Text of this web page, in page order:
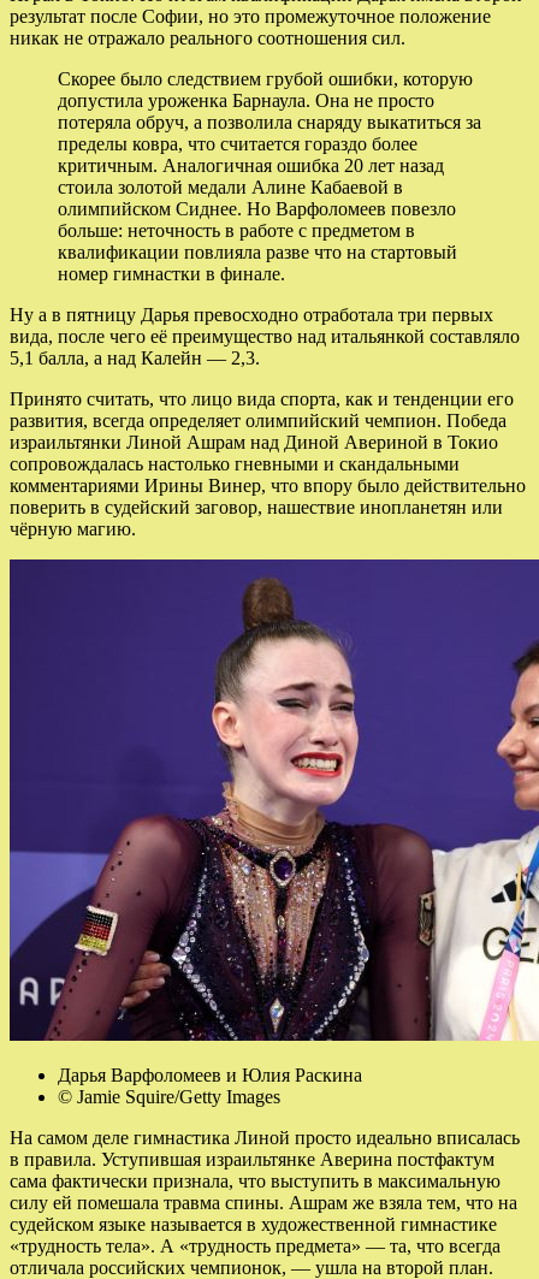
результат после Софии, но это промежуточное положение
никак не отражало реального соотношения сил.
Скорее было следствием грубой ошибки, которую
допустила уроженка Барнаула. Она не просто
потеряла обруч, а позволила снаряду выкатиться за
пределы ковра, что считается гораздо более
критичным. Аналогичная ошибка 20 лет назад
стоила золотой медали Алине Кабаевой в
олимпийском Сиднее. Но Варфоломеев повезло
больше: неточность в работе с предметом в
квалификации повлияла разве что на стартовый
номер гимнастки в финале.
Ну а в пятницу Дарья превосходно отработала три первых
вида, после чего её преимущество над итальянкой составляло
5,1 балла, а над Калейн — 2,3.
Принято считать, что лицо вида спорта, как и тенденции его
развития, всегда определяет олимпийский чемпион. Победа
израильтянки Линой Ашрам над Диной Авериной в Токио
сопровождалась настолько гневными и скандальными
комментариями Ирины Винер, что впору было действительно
поверить в судейский заговор, нашествие инопланетян или
чёрную магию.
Дарья Варфоломеев и Юлия Раскина
© Jamie Squire/Getty Images
На самом деле гимнастика Линой просто идеально вписалась
в правила. Уступившая израильтянке Аверина постфактум
сама фактически признала, что выступить в максимальную
силу ей помешала травма спины. Ашрам же взяла тем, что на
судейском языке называется в художественной гимнастике
«трудность тела». А «трудность предмета» — та, что всегда
отличала российских чемпионок, — ушла на второй план.